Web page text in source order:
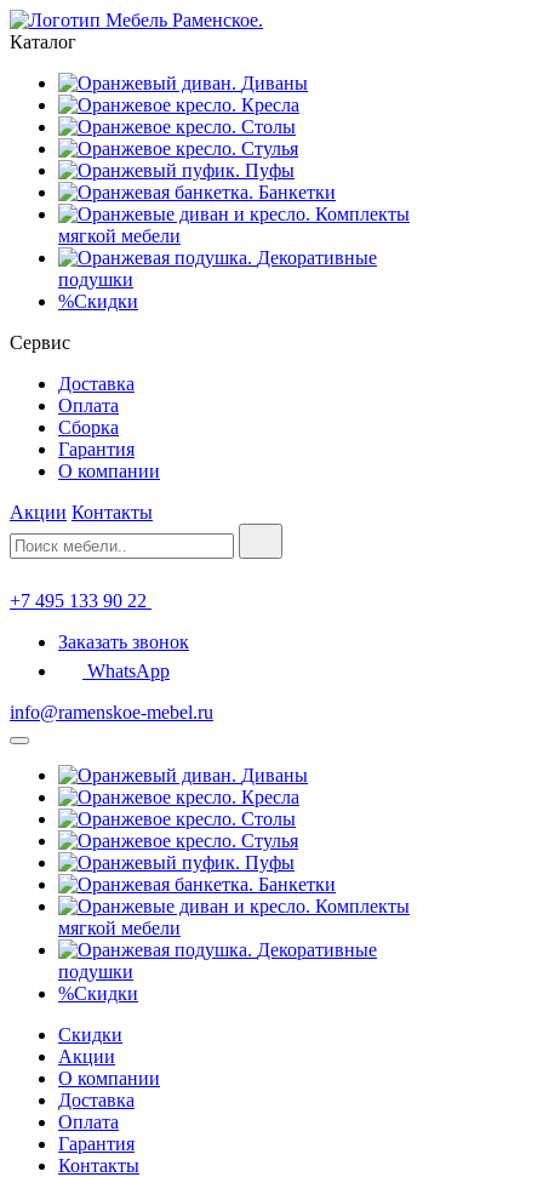
Каталог
Диваны
Кресла
Столы
Стулья
Пуфы
Банкетки
Комплекты
мягкой мебели
Декоративные
подушки
%Скидки
Сервис
Доставка
Оплата
Сборка
Гарантия
О компании
Акции Контакты
+7 495 133 90 22
Заказать звонок
WhatsApp
info@ramenskoe-mebel.ru
Диваны
Кресла
Столы
Стулья
Пуфы
Банкетки
Комплекты
мягкой мебели
Декоративные
подушки
%Скидки
Скидки
Акции
О компании
Доставка
Оплата
Гарантия
Контакты